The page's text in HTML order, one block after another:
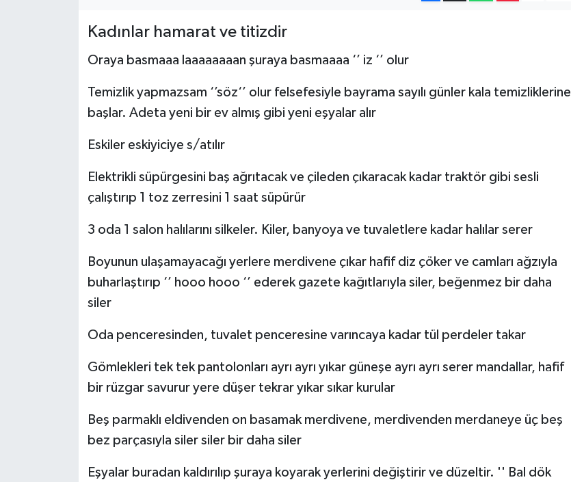
Kadınlar hamarat ve titizdir
Oraya basmaaa laaaaaaaan şuraya basmaaaa ‘’ iz ‘’ olur
Temizlik yapmazsam ‘’söz‘’ olur felsefesiyle bayrama sayılı günler kala temizliklerine
başlar. Adeta yeni bir ev almış gibi yeni eşyalar alır
Eskiler eskiyiciye s/atılır
Elektrikli süpürgesini baş ağrıtacak ve çileden çıkaracak kadar traktör gibi sesli
çalıştırıp 1 toz zerresini 1 saat süpürür
3 oda 1 salon halılarını silkeler. Kiler, banyoya ve tuvaletlere kadar halılar serer
Boyunun ulaşamayacağı yerlere merdivene çıkar hafif diz çöker ve camları ağzıyla
buharlaştırıp ‘’ hooo hooo ‘’ ederek gazete kağıtlarıyla siler, beğenmez bir daha
siler
Oda penceresinden, tuvalet penceresine varıncaya kadar tül perdeler takar
Gömlekleri tek tek pantolonları ayrı ayrı yıkar güneşe ayrı ayrı serer mandallar, hafif
bir rüzgar savurur yere düşer tekrar yıkar sıkar kurular
Beş parmaklı eldivenden on basamak merdivene, merdivenden merdaneye üç beş
bez parçasıyla siler siler bir daha siler
Eşyalar buradan kaldırılıp şuraya koyarak yerlerini değiştirir ve düzeltir. '' Bal dök
Resmi İlanlar
Video Haber